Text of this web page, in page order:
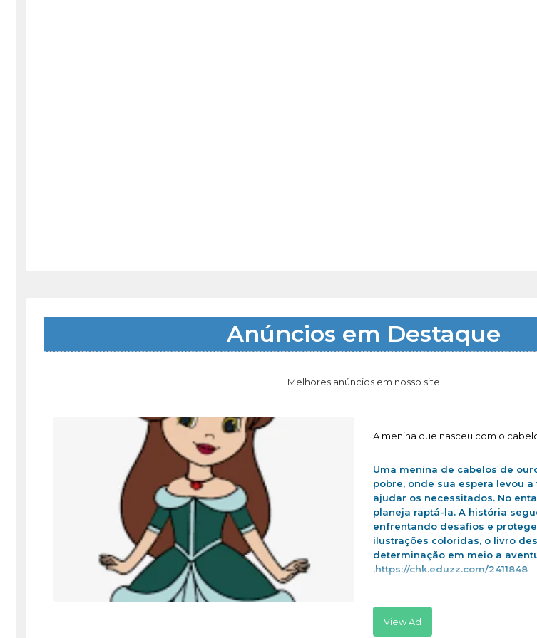
Anúncios em Destaque
Melhores anúncios em nosso site
A menina que nasceu com o
Uma menina de cabelos de
pobre, onde sua espera levou
ajudar os necessitados. No
planeja raptá-la. A história
enfrentando desafios e
ilustrações coloridas, o livro
determinação em meio a
.https://chk.eduzz.com/2411848
View Ad